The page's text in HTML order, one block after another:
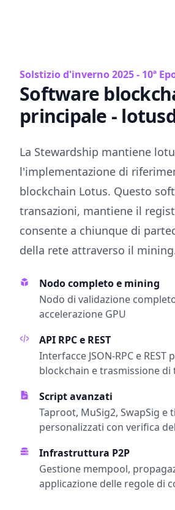
Solstizio d'inverno 2025 - 10ª
Software
principale -
La Stewardship mantiene
l'implementazione di
blockchain Lotus. Questo
transazioni, mantiene il
consente a chiunque di
della rete attraverso il
Nodo completo e mining
Nodo di validazione
accelerazione GPU
API RPC e REST
Interfacce JSON-RPC e REST
blockchain e trasmissione di
Script avanzati
Taproot, MuSig2, SwapSig e
personalizzati con verifica
Infrastruttura P2P
Gestione mempool,
applicazione delle regole di